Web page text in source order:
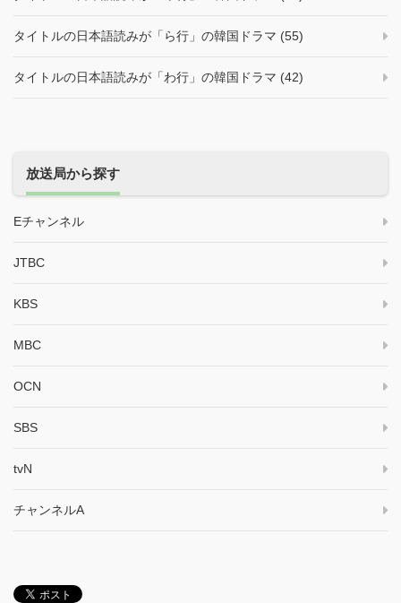
タイトルの日本語読みが「ら行」の韓国ドラマ (55)
タイトルの日本語読みが「わ行」の韓国ドラマ (42)
放送局から探す
Eチャンネル
JTBC
KBS
MBC
OCN
SBS
tvN
チャンネルA